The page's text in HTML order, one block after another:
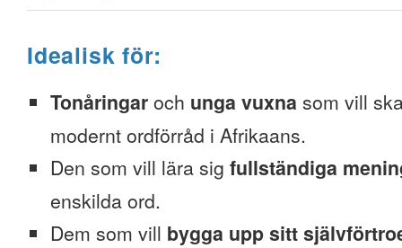
Idealisk för:
Tonåringar och unga vuxna som vill
modernt ordförråd i Afrikaans.
Den som vill lära sig fullständiga
enskilda ord.
Dem som vill bygga upp sitt